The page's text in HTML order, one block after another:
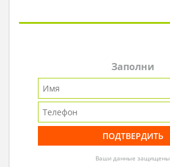
Заполни
Ваши данные защищены